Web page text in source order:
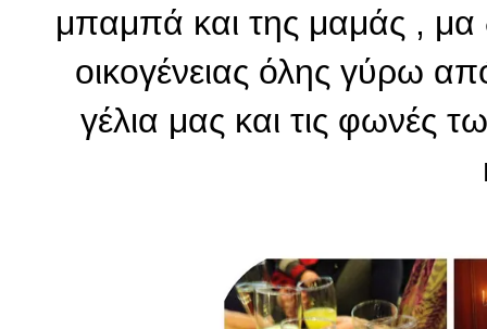
μπαμπά και της μαμάς , μα
οικογένειας όλης γύρω
γέλια μας και τις φωνές